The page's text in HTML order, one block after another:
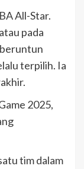
All-Star.
pada
terpilih. Ia
2025,
tim dalam